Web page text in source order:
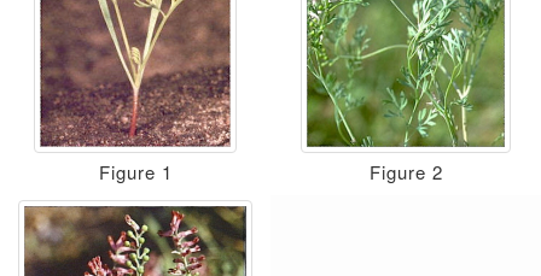
Figure 1 Figure 2